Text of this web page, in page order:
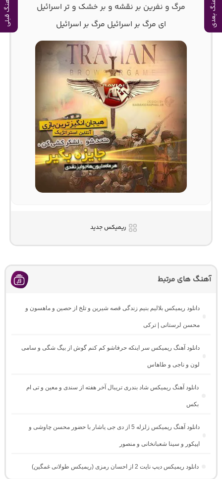
آهنگ بعدی آهنگ قبلی
مرگ و نفرین بر نقشه و بر خشک و تر اسرائیل
ای مرگ بر اسرائیل مرگ بر اسرائیل
ریمیکس جدید
آهنگ های مرتبط
دانلود ریمیکس بلالیم بنیم زندگی قصه شیرین و تلخ از حصین و ماهسون و
محسن لرستانی | ترکی
دانلود آهنگ ریمیکس سر اینکه حرفاشو کم کنم گوش از بیگ شگی و سامی
لون و ناجی و طاهاس
دانلود آهنگ ریمیکس شاد بندری تریبال آخر هفته از سندی و معین و تی ام
بکس
دانلود آهنگ ریمیکس زلزله 5 از دی جی یاشار با حضور محسن چاوشی و
اپیکور و سینا شعبانخانی و منصور
دانلود ریمیکس دیپ نایت 2 از احسان رمزی (ریمیکس طولانی غمگین)